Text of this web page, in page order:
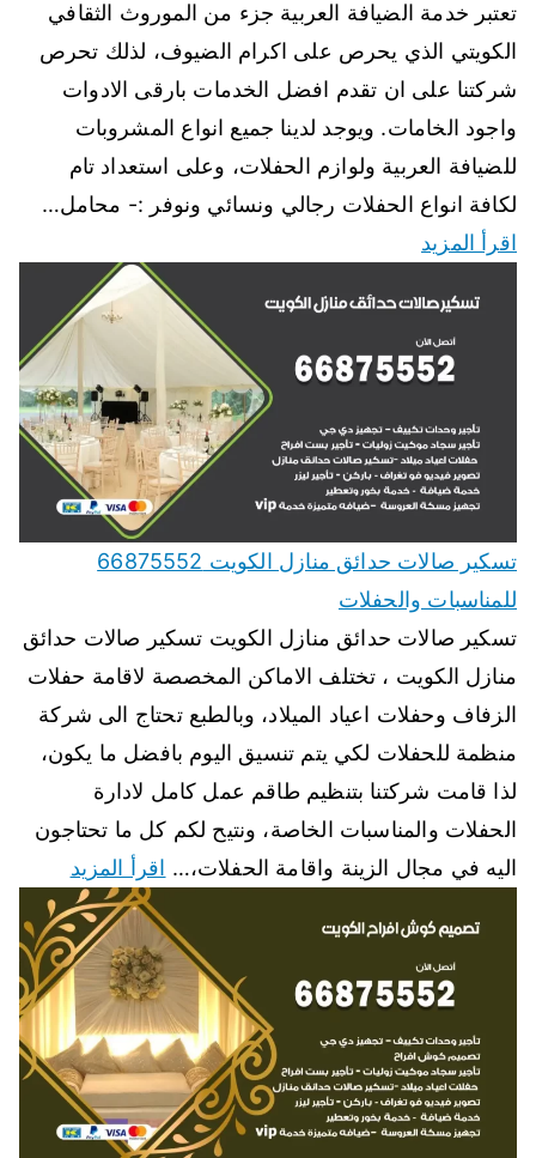
تعتبر خدمة الضيافة العربية جزء من الموروث الثقافي
الكويتي الذي يحرص على اكرام الضيوف، لذلك تحرص
شركتنا على ان تقدم افضل الخدمات بارقى الادوات
واجود الخامات. ويوجد لدينا جميع انواع المشروبات
للضيافة العربية ولوازم الحفلات، وعلى استعداد تام
لكافة انواع الحفلات رجالي ونسائي ونوفر :- محامل…
اقرأ المزيد
تسكير صالات حدائق منازل الكويت 66875552
للمناسبات والحفلات
تسكير صالات حدائق منازل الكويت تسكير صالات حدائق
منازل الكويت ، تختلف الاماكن المخصصة لاقامة حفلات
الزفاف وحفلات اعياد الميلاد، وبالطبع تحتاج الى شركة
منظمة للحفلات لكي يتم تنسيق اليوم بافضل ما يكون،
لذا قامت شركتنا بتنظيم طاقم عمل كامل لادارة
الحفلات والمناسبات الخاصة، ونتيح لكم كل ما تحتاجون
اليه في مجال الزينة واقامة الحفلات،… اقرأ المزيد